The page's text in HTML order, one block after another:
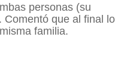
personas (su
Comentó que al final
familia.